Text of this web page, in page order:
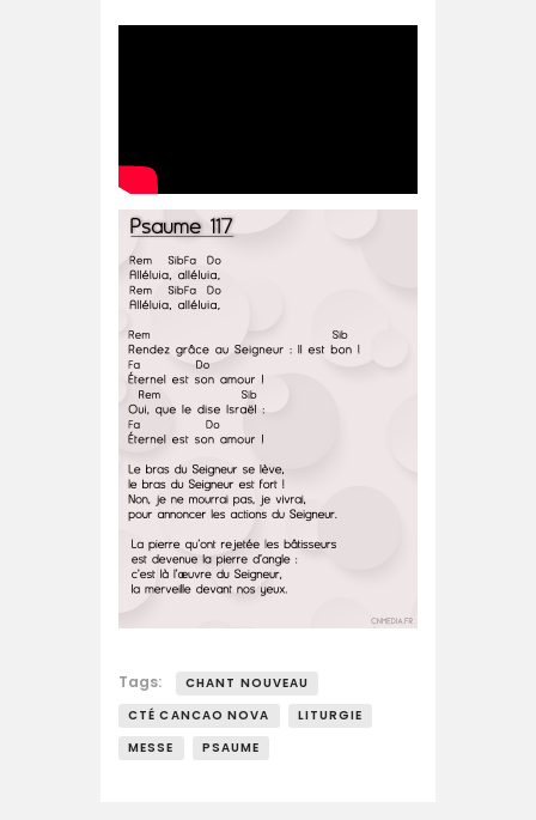
Tags:
CHANT NOUVEAU
CTÉ CANCAO NOVA
LITURGIE
MESSE
PSAUME